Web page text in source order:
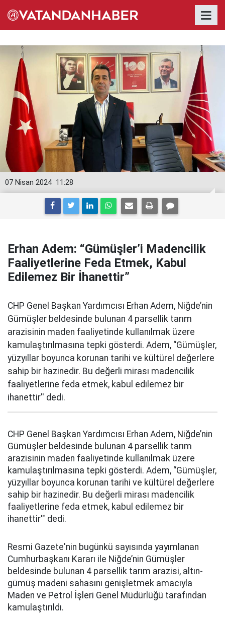
11:28
07 Nisan 2024
Erhan Adem: “Gümüşler’i Madencilik
Faaliyetlerine Feda Etmek, Kabul
Edilemez Bir İhanettir”
CHP Genel Başkan Yardımcısı Erhan Adem, Niğde’nin
Gümüşler beldesinde bulunan 4 parsellik tarım
arazisinin maden faaliyetinde kullanılmak üzere
kamulaştırılmasına tepki gösterdi. Adem, “Gümüşler,
yüzyıllar boyunca korunan tarihi ve kültürel değerlere
sahip bir hazinedir. Bu değerli mirası madencilik
faaliyetlerine feda etmek, kabul edilemez bir
ihanettir'' dedi.
CHP Genel Başkan Yardımcısı Erhan Adem, Niğde’nin
Gümüşler beldesinde bulunan 4 parsellik tarım
arazisinin maden faaliyetinde kullanılmak üzere
kamulaştırılmasına tepki gösterdi. Adem, “Gümüşler,
yüzyıllar boyunca korunan tarihi ve kültürel değerlere
sahip bir hazinedir. Bu değerli mirası madencilik
faaliyetlerine feda etmek, kabul edilemez bir
ihanettir'" dedi.
Resmi Gazete'nin bugünkü sayısında yayımlanan
Cumhurbaşkanı Kararı ile Niğde’nin Gümüşler
beldesinde bulunan 4 parsellik tarım arazisi, altın-
gümüş madeni sahasını genişletmek amacıyla
Maden ve Petrol İşleri Genel Müdürlüğü tarafından
kamulaştırıldı.